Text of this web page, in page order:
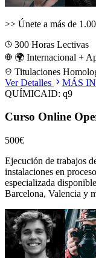
>> Únete a más de
300 Horas Lectivas
🌍 Internacional +
Titulaciones
Ver Detalles
MÁS
QUÍMICAID: q9
Curso Online
500€
Ejecución de trabajos
instalaciones en
especializada
Barcelona, Valencia y